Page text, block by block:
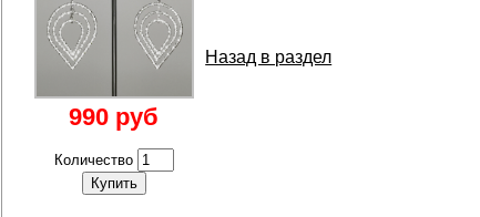
990 руб
Количество
Купить
Назад в раздел